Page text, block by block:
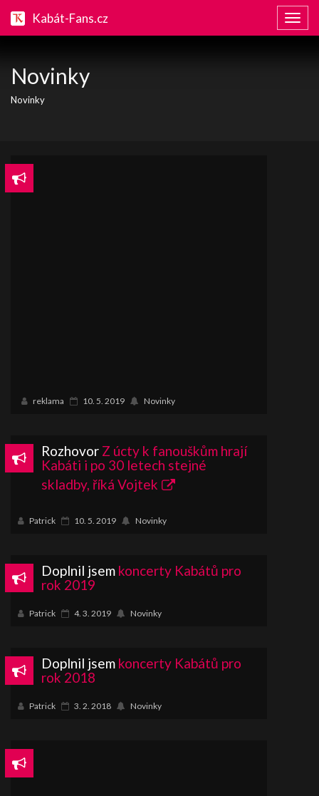
Kabát-Fans.cz
Novinky
Novinky
reklama 10. 5. 2019 Novinky
Rozhovor Z úcty k fanouškům hrají
Kabáti i po 30 letech stejné
skladby, říká Vojtek
Patrick 10. 5. 2019 Novinky
Doplnil jsem koncerty Kabátů pro
rok 2019
Patrick 4. 3. 2019 Novinky
Doplnil jsem koncerty Kabátů pro
rok 2018
Patrick 3. 2. 2018 Novinky